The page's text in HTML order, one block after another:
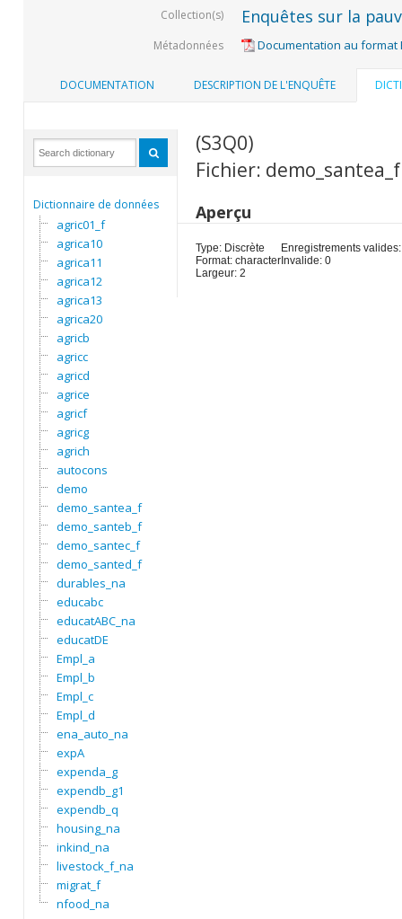
Collection(s) Enquêtes sur la
Métadonnées Documentation au format
DOCUMENTATION DESCRIPTION DE L'ENQUÊTE
Dictionnaire de données
agric01_f
agrica10
agrica11
agrica12
agrica13
agrica20
agricb
agricc
agricd
agrice
agricf
agricg
agrich
autocons
demo
demo_santea_f
demo_santeb_f
demo_santec_f
demo_santed_f
durables_na
educabc
educatABC_na
educatDE
Empl_a
Empl_b
Empl_c
Empl_d
ena_auto_na
expA
expenda_g
expendb_g1
expendb_q
housing_na
inkind_na
livestock_f_na
migrat_f
nfood_na
(S3Q0)
Fichier: demo_santea_f
Aperçu
Type: Discrète
Format: character
Largeur: 2
Enregistrements
Invalide: 0